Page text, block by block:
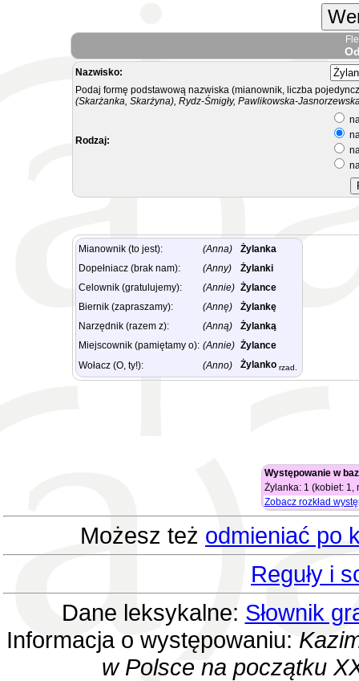
Nazwisko:
Podaj formę podstawową nazwiska (mianownik, liczba
(Skarżanka, Skarżyna), Rydz-Śmigły, Pawlikowska-
Rodzaj:
Mianownik (to jest): (Anna)
Żylanka
Dopełniacz (brak nam):
(Anny)
Żylanki
Celownik (gratulujemy):
(Annie) Żylance
Biernik (zapraszamy):
(Annę)
Żylankę
Narzędnik (razem z):
(Anną)
Żylanką
Miejscownik (pamiętamy o): (Annie) Żylance
Wołacz (O, ty!):
(Anno) Żylanko rzad.
Występowanie w
Żylanka: 1 (kobiet: 1,
Zobacz rozkład
Możesz też odmieniać po
Reguły i
Dane leksykalne: Słownik
Informacja o występowaniu:
w Polsce na początku